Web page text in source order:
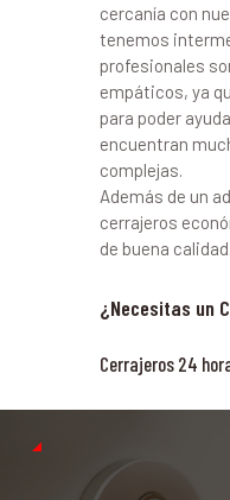
cercanía con
tenemos
profesionales
empáticos, ya
para poder
encuentran
complejas.
Además de un
cerrajeros
de buena calidad.
¿Necesitas un
Cerrajeros 24